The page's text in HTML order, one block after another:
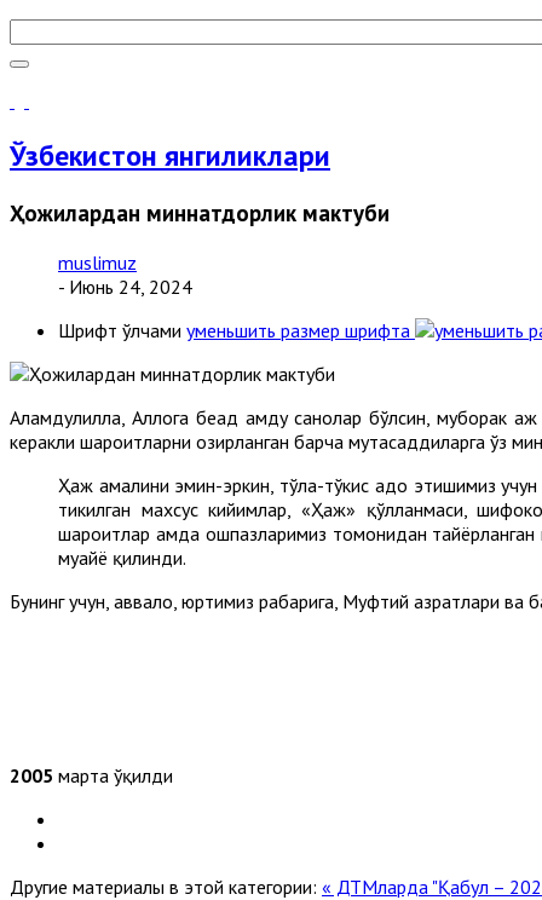
Ўзбекистон янгиликлари
Ҳожилардан миннатдорлик мактуби
muslimuz
- Июнь 24, 2024
Шрифт ўлчами уменьшить размер шрифта
Алҳамдулиллаҳ, Аллоҳга беҳад ҳамду санолар бўлсин, муборак
керакли шароитларни ҳозирланган барча мутасаддиларга ўз
Ҳаж амалини эмин-эркин, тўла-тўкис адо этишимиз
тикилган махсус кийимлар, «Ҳаж» қўлланмаси,
шароитлар ҳамда ошпазларимиз томонидан
муҳайё қилинди.
Бунинг учун, аввало, юртимиз раҳбарига, Муфтий ҳазратлари
2005 марта ўқилди
Другие материалы в этой категории: « ДТМларда "Қабул –